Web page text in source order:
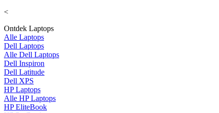
<
Ontdek Laptops
Alle Laptops
Dell Laptops
Alle Dell Laptops
Dell Inspiron
Dell Latitude
Dell XPS
HP Laptops
Alle HP Laptops
HP EliteBook